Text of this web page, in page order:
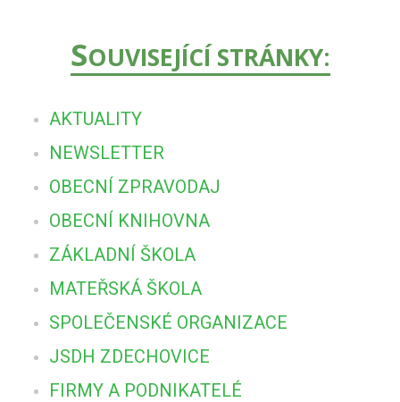
SOUVISEJÍCÍ STRÁNKY:
AKTUALITY
NEWSLETTER
OBECNÍ ZPRAVODAJ
OBECNÍ KNIHOVNA
ZÁKLADNÍ ŠKOLA
MATEŘSKÁ ŠKOLA
SPOLEČENSKÉ ORGANIZACE
JSDH ZDECHOVICE
FIRMY A PODNIKATELÉ